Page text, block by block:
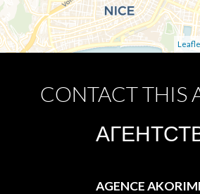
CONTACT THIS
AGENCE